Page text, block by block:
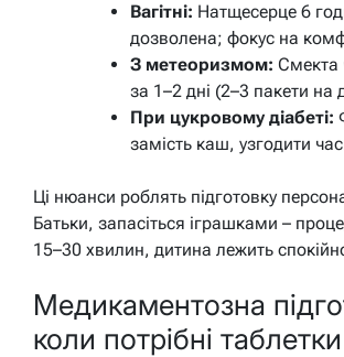
Вагітні: Натщесерце 6
дозволена; фокус на
З метеоризмом: Смекта
за 1–2 дні (2–3 пакети на
При цукровому діабеті:
замість каш, узгодити
Ці нюанси роблять підготовку
Батьки, запасіться іграшками –
15–30 хвилин, дитина лежить
Медикаментозна
коли потрібні таблетки